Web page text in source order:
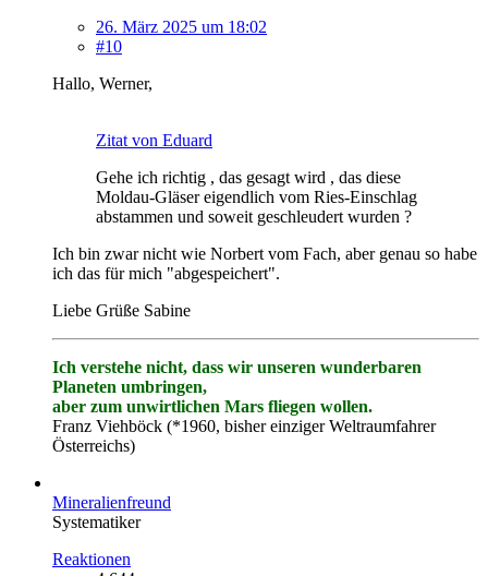
26. März 2025 um 18:02
#10
Hallo, Werner,
Zitat von Eduard
Gehe ich richtig , das gesagt wird , das diese
Moldau-Gläser eigendlich vom Ries-Einschlag
abstammen und soweit geschleudert wurden ?
Ich bin zwar nicht wie Norbert vom Fach, aber genau so habe
ich das für mich "abgespeichert".
Liebe Grüße Sabine
Ich verstehe nicht, dass wir unseren wunderbaren
Planeten umbringen,
aber zum unwirtlichen Mars fliegen wollen.
Franz Viehböck (*1960, bisher einziger Weltraumfahrer
Österreichs)
Mineralienfreund
Systematiker
Reaktionen